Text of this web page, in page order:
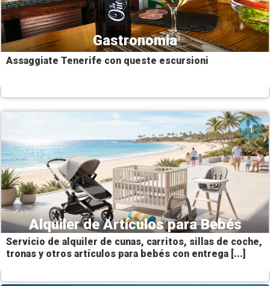
Gastronomia
Assaggiate Tenerife con queste escursioni
1
Alquiler de Artículos para Bebés
Servicio de alquiler de cunas, carritos, sillas de coche,
tronas y otros artículos para bebés con entrega [...]